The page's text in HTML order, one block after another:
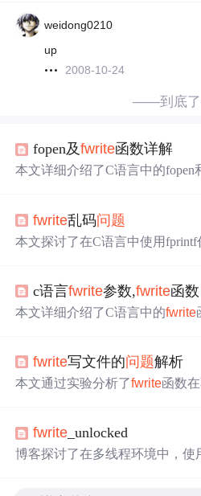
weidong0210
up
2008-10-24
——到底
fopen及fwrite函数详解
本文详细介绍了C语言中的fopen
返回实际写入的元素数量。文章
型、参数、功能、返回值及参数
fwrite乱码问题
本文探讨了在C语言中使用fprintf
利用qsort函数对数据进行排序，
读格式写入到文件中。
c语言fwrite参数,fwrite函
本文详细介绍了C语言中的fwrite
fwrite写文件的问题解析
本文通过实验分析了fwrite函数
影响。
fwrite _unlocked
博客探讨了在多线程环境中，使